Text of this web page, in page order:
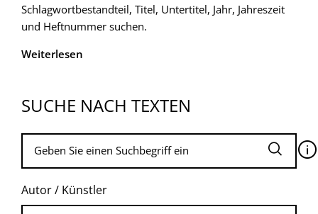
Schlagwortbestandteil, Titel, Untertitel, Jahr, Jahreszeit
und Heftnummer suchen.
Weiterlesen
SUCHE NACH TEXTEN
🛈
Autor / Künstler